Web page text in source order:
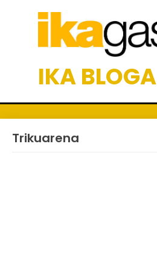
IKA BLOGA
Trikuarena